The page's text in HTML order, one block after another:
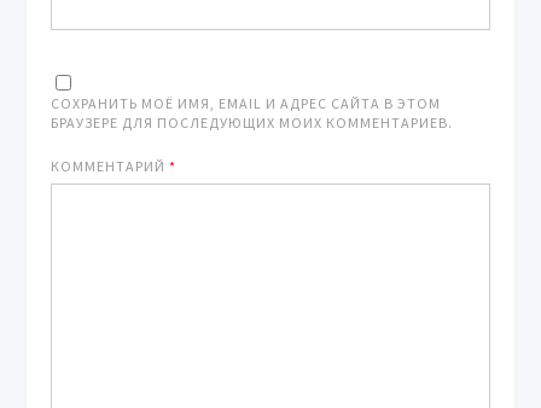
СОХРАНИТЬ МОЁ ИМЯ, EMAIL И АДРЕС САЙТА В ЭТОМ
БРАУЗЕРЕ ДЛЯ ПОСЛЕДУЮЩИХ МОИХ КОММЕНТАРИЕВ.
КОММЕНТАРИЙ*